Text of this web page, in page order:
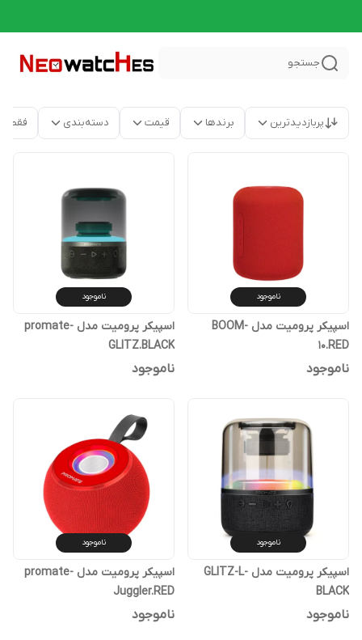
جستجو
پربازدیدترین برندها قیمت دسته‌بندی فقط
ناموجود
اسپیکر پرومیت مدل BOOM-
10.RED
ناموجود
ناموجود
اسپیکر پرومیت مدل promate-
GLITZ.BLACK
ناموجود
ناموجود
اسپیکر پرومیت مدل GLITZ-L-
BLACK
ناموجود
ناموجود
اسپیکر پرومیت مدل promate-
Juggler.RED
ناموجود